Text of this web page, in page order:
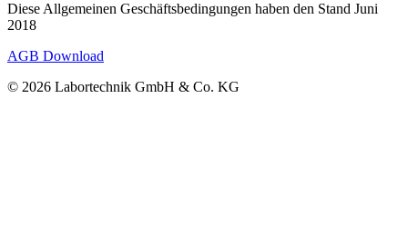
Diese Allgemeinen Geschäftsbedingungen haben den Stand Juni
2018
AGB Download
© 2026 Labortechnik GmbH & Co. KG